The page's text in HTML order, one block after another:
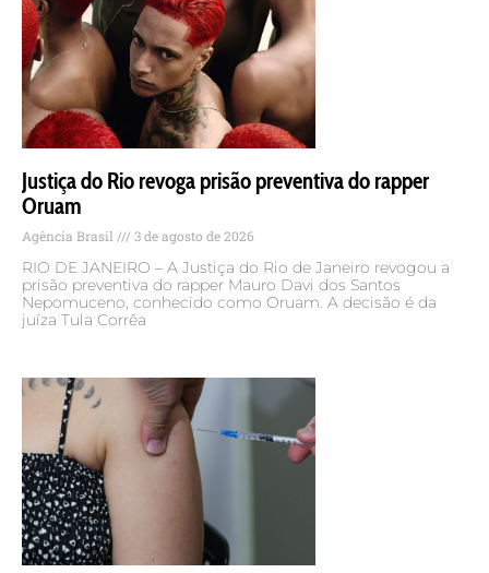
Justiça do Rio revoga prisão preventiva do rapper
Oruam
Agência Brasil 3 de agosto de 2026
RIO DE JANEIRO – A Justiça do Rio de Janeiro revogou a
prisão preventiva do rapper Mauro Davi dos Santos
Nepomuceno, conhecido como Oruam. A decisão é da
juíza Tula Corrêa